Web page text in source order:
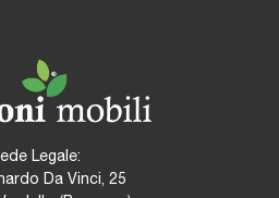
Legale:
Da Vinci, 25